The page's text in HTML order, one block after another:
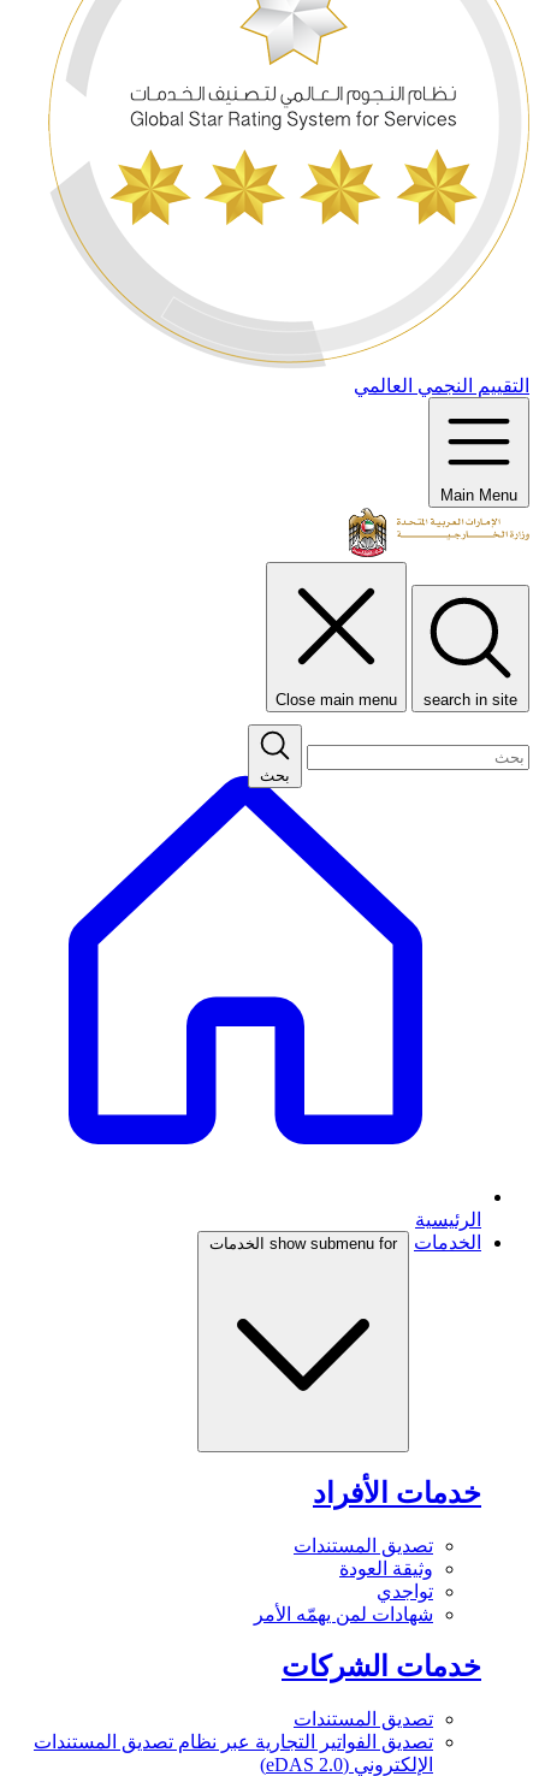
التقييم النجمي العالمي
Main Menu
search in site
Close main menu
بحث
الرئيسية
الخدمات
show submenu for الخدمات
خدمات الأفراد
تصديق المستندات
وثيقة العودة
تواجدي
شهادات لمن يهمّه الأمر
خدمات الشركات
تصديق المستندات
تصديق الفواتير التجارية عبر نظام تصديق المستندات
الإلكتروني (eDAS 2.0)